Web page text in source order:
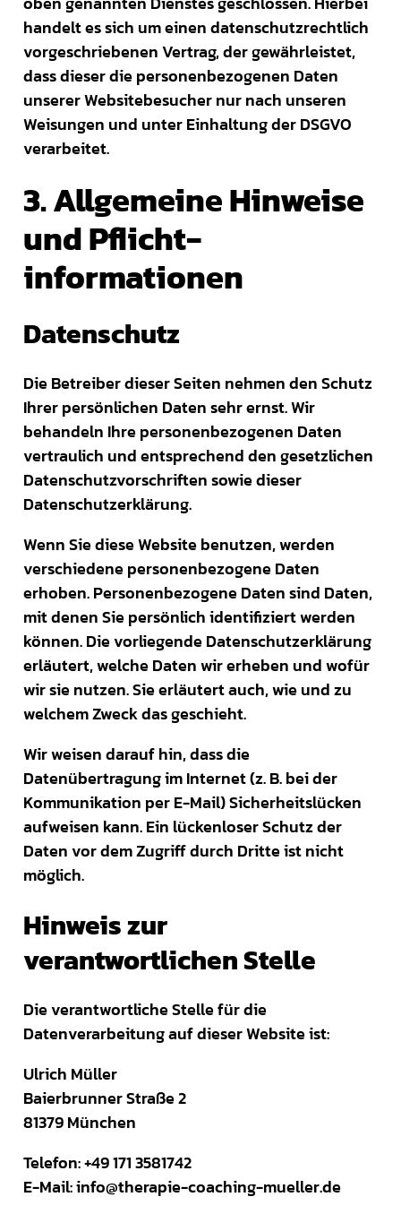
handelt es sich um einen datenschutzrechtlich
vorgeschriebenen Vertrag, der gewährleistet,
dass dieser die personenbezogenen Daten
unserer Websitebesucher nur nach unseren
Weisungen und unter Einhaltung der DSGVO
verarbeitet.
3. Allgemeine Hinweise
und Pflicht­
informationen
Datenschutz
Die Betreiber dieser Seiten nehmen den Schutz
Ihrer persönlichen Daten sehr ernst. Wir
behandeln Ihre personenbezogenen Daten
vertraulich und entsprechend den gesetzlichen
Datenschutzvorschriften sowie dieser
Datenschutzerklärung.
Wenn Sie diese Website benutzen, werden
verschiedene personenbezogene Daten
erhoben. Personenbezogene Daten sind Daten,
mit denen Sie persönlich identifiziert werden
können. Die vorliegende Datenschutzerklärung
erläutert, welche Daten wir erheben und wofür
wir sie nutzen. Sie erläutert auch, wie und zu
welchem Zweck das geschieht.
Wir weisen darauf hin, dass die
Datenübertragung im Internet (z. B. bei der
Kommunikation per E-Mail) Sicherheitslücken
aufweisen kann. Ein lückenloser Schutz der
Daten vor dem Zugriff durch Dritte ist nicht
möglich.
Hinweis zur
verantwortlichen Stelle
Die verantwortliche Stelle für die
Datenverarbeitung auf dieser Website ist:
Ulrich Müller
Baierbrunner Straße 2
81379 München
Telefon: +49 171 3581742
E-Mail: info@therapie-coaching-mueller.de